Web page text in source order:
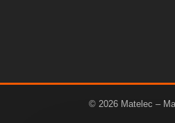
© 2026 Matelec –